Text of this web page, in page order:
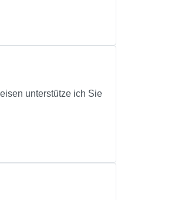
unterstütze ich Sie